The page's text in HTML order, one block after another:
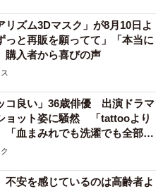
リズム3Dマスク」が8月10日よ
と再販を願ってて」「本当に
購入者から喜びの声
コ良い」36歳俳優 出演ドラマ
ョット姿に騒然 「tattooより
「血まみれでも洗濯でも全部か
不安を感じているのは高齢者よ